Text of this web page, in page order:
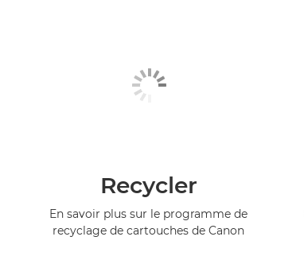
Recycler
En savoir plus sur le programme de
recyclage de cartouches de Canon